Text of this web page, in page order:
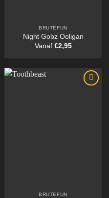
BRUTEFUN
Night Gobz Ooligan
Vanaf €2,95
BRUTEFUN